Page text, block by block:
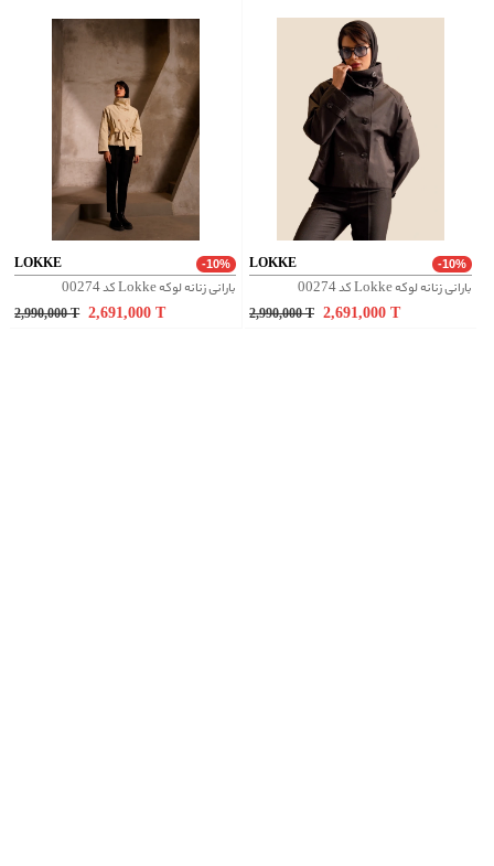
LOKKE -10%
بارانی زنانه لوکه Lokke کد 00274
2,990,000 T 2,691,000
LOKKE -10%
بارانی زنانه لوکه Lokke کد 00274
2,990,000 T 2,691,000